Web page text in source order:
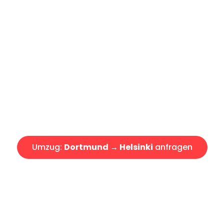
Umzug: Dortmund → Helsinki anfragen